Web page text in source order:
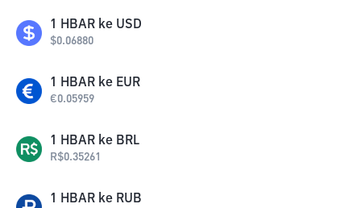
1 HBAR ke USD
$0.06880
1 HBAR ke EUR
€0.05959
1 HBAR ke BRL
R$0.35261
1 HBAR ke RUB